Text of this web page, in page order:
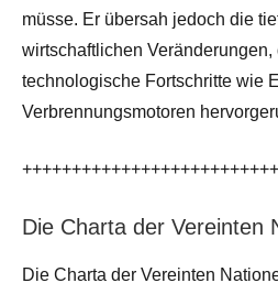
müsse. Er übersah jedoch die
wirtschaftlichen Veränderungen,
technologische Fortschritte wie
Verbrennungsmotoren
Die Charta der Vereinten
Die Charta der Vereinten